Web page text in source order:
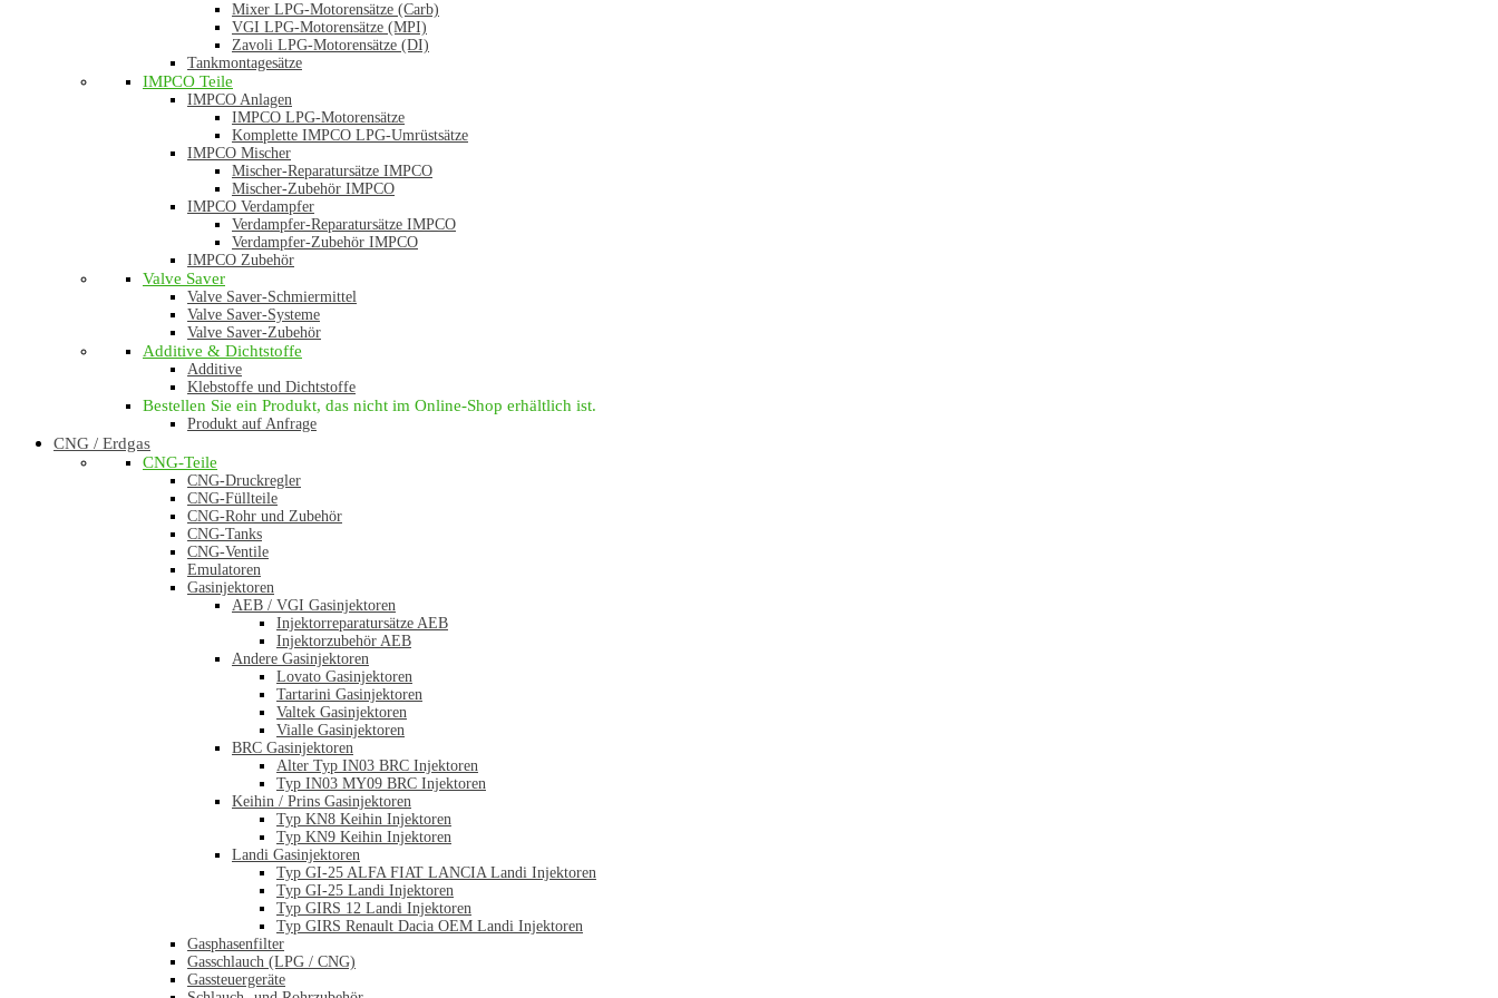
Mixer LPG-Motorensätze (Carb)
VGI LPG-Motorensätze (MPI)
Zavoli LPG-Motorensätze (DI)
Tankmontagesätze
IMPCO Teile
IMPCO Anlagen
IMPCO LPG-Motorensätze
Komplette IMPCO LPG-Umrüstsätze
IMPCO Mischer
Mischer-Reparatursätze IMPCO
Mischer-Zubehör IMPCO
IMPCO Verdampfer
Verdampfer-Reparatursätze IMPCO
Verdampfer-Zubehör IMPCO
IMPCO Zubehör
Valve Saver
Valve Saver-Schmiermittel
Valve Saver-Systeme
Valve Saver-Zubehör
Additive & Dichtstoffe
Additive
Klebstoffe und Dichtstoffe
Bestellen Sie ein Produkt, das nicht im Online-Shop erhältlich ist.
Produkt auf Anfrage
CNG / Erdgas
CNG-Teile
CNG-Druckregler
CNG-Füllteile
CNG-Rohr und Zubehör
CNG-Tanks
CNG-Ventile
Emulatoren
Gasinjektoren
AEB / VGI Gasinjektoren
Injektorreparatursätze AEB
Injektorzubehör AEB
Andere Gasinjektoren
Lovato Gasinjektoren
Tartarini Gasinjektoren
Valtek Gasinjektoren
Vialle Gasinjektoren
BRC Gasinjektoren
Alter Typ IN03 BRC Injektoren
Typ IN03 MY09 BRC Injektoren
Keihin / Prins Gasinjektoren
Typ KN8 Keihin Injektoren
Typ KN9 Keihin Injektoren
Landi Gasinjektoren
Typ GI-25 ALFA FIAT LANCIA Landi Injektoren
Typ GI-25 Landi Injektoren
Typ GIRS 12 Landi Injektoren
Typ GIRS Renault Dacia OEM Landi Injektoren
Gasphasenfilter
Gasschlauch (LPG / CNG)
Gassteuergeräte